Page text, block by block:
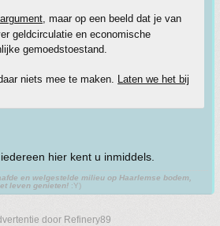
, maar op een beeld dat je van
geldcirculatie en economische
gemoedstoestand.
niets mee te maken. Laten we het bij
hier kent u inmiddels.
en welgestelde milieu op Haarlemse bodem,
leven genieten! :Y)
door Refinery89